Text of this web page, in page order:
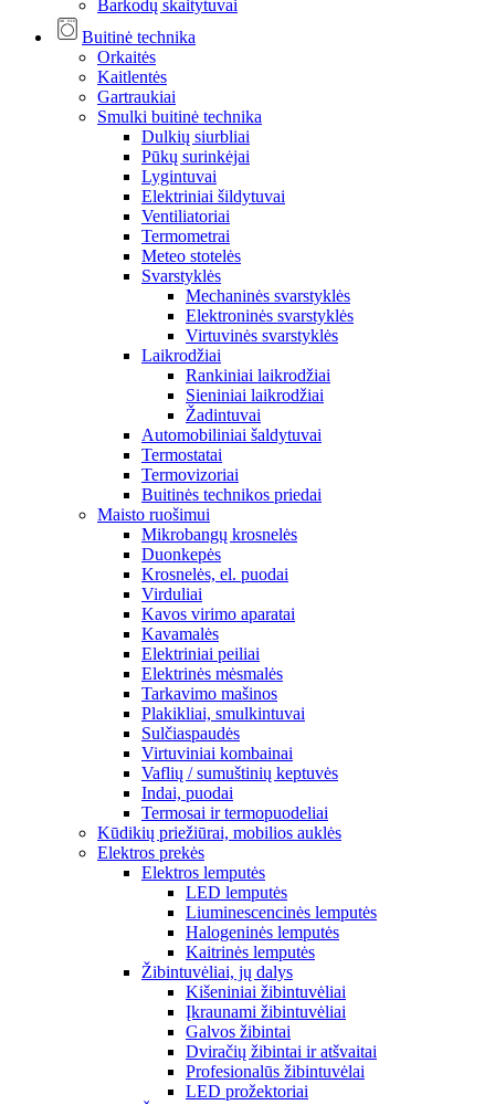
Barkodų skaitytuvai
Buitinė technika
Orkaitės
Kaitlentės
Gartraukiai
Smulki buitinė technika
Dulkių siurbliai
Pūkų surinkėjai
Lygintuvai
Elektriniai šildytuvai
Ventiliatoriai
Termometrai
Meteo stotelės
Svarstyklės
Mechaninės svarstyklės
Elektroninės svarstyklės
Virtuvinės svarstyklės
Laikrodžiai
Rankiniai laikrodžiai
Sieniniai laikrodžiai
Žadintuvai
Automobiliniai šaldytuvai
Termostatai
Termovizoriai
Buitinės technikos priedai
Maisto ruošimui
Mikrobangų krosnelės
Duonkepės
Krosnelės, el. puodai
Virduliai
Kavos virimo aparatai
Kavamalės
Elektriniai peiliai
Elektrinės mėsmalės
Tarkavimo mašinos
Plakikliai, smulkintuvai
Sulčiaspaudės
Virtuviniai kombainai
Vaflių / sumuštinių keptuvės
Indai, puodai
Termosai ir termopuodeliai
Kūdikių priežiūrai, mobilios auklės
Elektros prekės
Elektros lemputės
LED lemputės
Liuminescencinės lemputės
Halogeninės lemputės
Kaitrinės lemputės
Žibintuvėliai, jų dalys
Kišeniniai žibintuvėliai
Įkraunami žibintuvėliai
Galvos žibintai
Dviračių žibintai ir atšvaitai
Profesionalūs žibintuvėlai
LED prožektoriai